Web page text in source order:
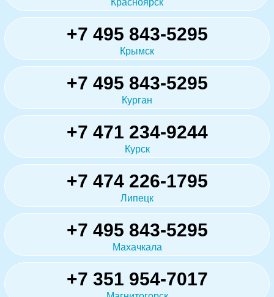
Красноярск
+7 495 843-5295
Крымск
+7 495 843-5295
Курган
+7 471 234-9244
Курск
+7 474 226-1795
Липецк
+7 495 843-5295
Махачкала
+7 351 954-7017